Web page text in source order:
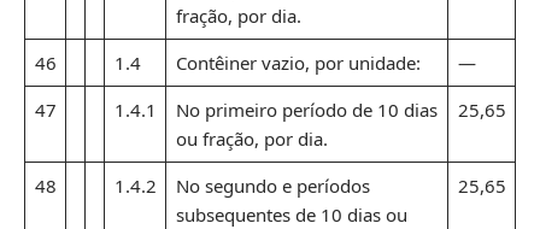
fração, por dia.
46 1.4 Contêiner vazio, por unidade:
—
47
1.4.1
No primeiro período de 10 dias
ou fração, por dia.
25,65
48 1.4.2
No segundo e períodos
subsequentes de 10 dias ou
25,65